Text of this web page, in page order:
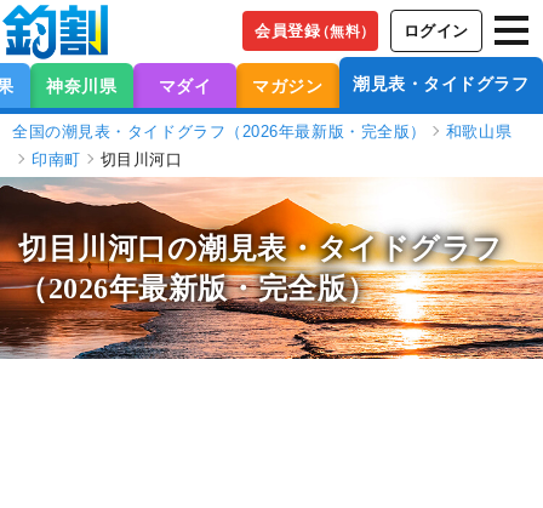
会員登録（無料） ログイン
神奈川県 マダイ マガジン 潮見表・タイドグラフ
全国の潮見表・タイドグラフ（2026年最新版・完全版）
和歌山県
印南町
切目川河口
切目川河口の潮見表・タイドグラフ
（2026年最新版・完全版）